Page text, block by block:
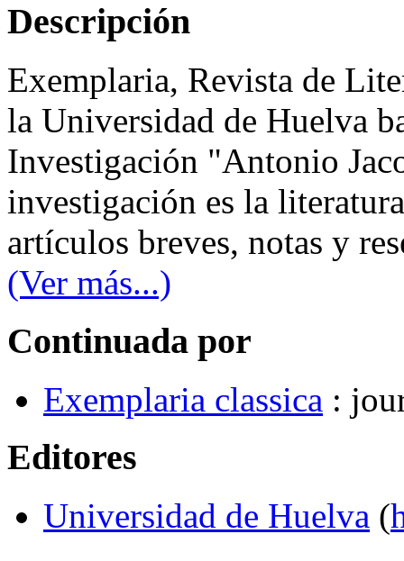
Descripción
Exemplaria, Revista de
la Universidad de Huelva
Investigación "Antonio
investigación es la
artículos breves, notas y
(Ver más...)
Continuada por
Exemplaria classica :
Editores
Universidad de Huelva (